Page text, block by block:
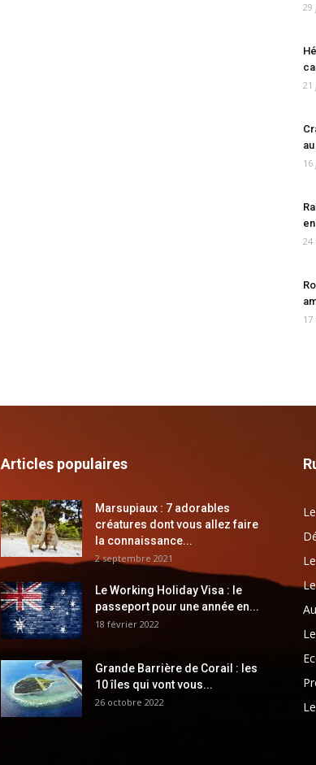
29
21
16
24
17
Articles populaires
Marsupiaux : 7 adorables
créatures dont vous allez faire
la connaissance...
2 septembre 2021
Le Working Holiday Visa : le
passeport pour une année en...
18 février 2022
Grande Barrière de Corail : les
10 îles qui vont vous...
26 octobre 2022